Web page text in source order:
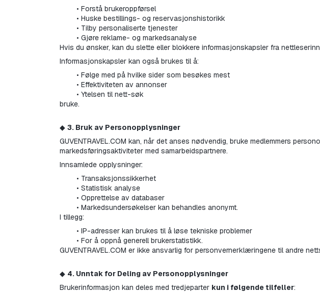
Forstå brukeroppførsel
Huske bestillings- og reservasjonshistorikk
Tilby personaliserte tjenester
Gjøre reklame- og markedsanalyse
Hvis du ønsker, kan du slette eller blokkere informasjonskapsler fra
Informasjonskapsler kan også brukes til å:
Følge med på hvilke sider som besøkes mest
Effektiviteten av annonser
Ytelsen til nett-søk
bruke.
◆ 3. Bruk av Personopplysninger
GUVENTRAVEL.COM kan, når det anses nødvendig, bruke medlemmers
markedsføringsaktiviteter med samarbeidspartnere.
Innsamlede opplysninger:
Transaksjonssikkerhet
Statistisk analyse
Opprettelse av databaser
Markedsundersøkelser kan behandles anonymt.
I tillegg:
IP-adresser kan brukes til å løse tekniske problemer
For å oppnå generell brukerstatistikk.
GUVENTRAVEL.COM er ikke ansvarlig for personvernerklæringene til andre
◆ 4. Unntak for Deling av Personopplysninger
Brukerinformasjon kan deles med tredjeparter kun i følgende tilfeller: